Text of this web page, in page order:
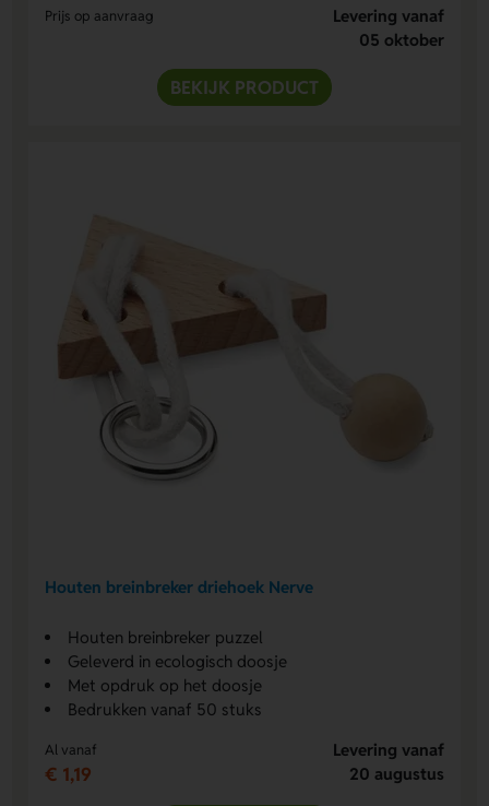
Prijs op aanvraag
Levering vanaf
05 oktober
BEKIJK PRODUCT
Houten breinbreker driehoek Nerve
Houten breinbreker puzzel
Geleverd in ecologisch doosje
Met opdruk op het doosje
Bedrukken vanaf 50 stuks
Al vanaf
€ 1,19
Levering vanaf
20 augustus